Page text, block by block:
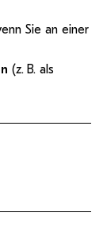
Sie an einer
(z. B. als